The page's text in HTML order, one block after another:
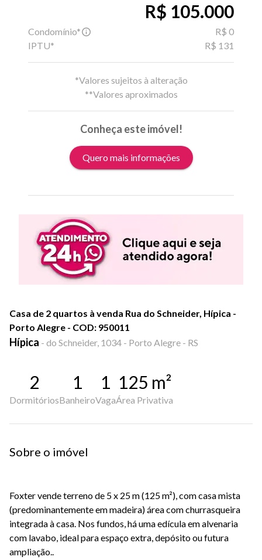
R$ 105.000
Condomínio*
R$ 0
IPTU*
R$ 131
*Valores sujeitos à alteração
**Valores aproximados
Conheça este imóvel!
Quero mais informações
Casa de 2 quartos à venda Rua do Schneider, Hípica -
Porto Alegre - COD: 950011
Hípica - do Schneider, 1034 - Porto Alegre - RS
2
Dormitórios
1
Banheiro
1
Vaga
125 m²
Área Privativa
Sobre o imóvel
Foxter vende terreno de 5 x 25 m (125 m²), com casa mista
(predominantemente em madeira) área com churrasqueira
integrada à casa. Nos fundos, há uma edícula em alvenaria
com lavabo, ideal para espaço extra, depósito ou futura
ampliação..